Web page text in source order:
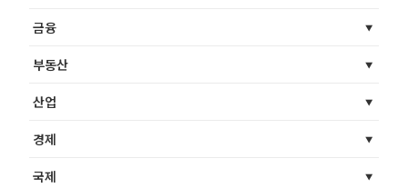
금융
부동산
산업
경제
국제